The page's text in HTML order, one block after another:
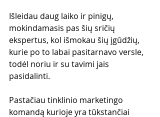
Išleidau daug laiko ir pinigų,
mokindamasis pas šių sričių
ekspertus, kol išmokau šių įgūdžių,
kurie po to labai pasitarnavo versle,
todėl noriu ir su tavimi jais
pasidalinti.
Pastačiau tinklinio marketingo
komandą kurioje yra tūkstančiai